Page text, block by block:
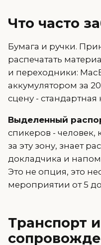
Что часто
Бумага и ручки.
распечатать
и переходники:
аккумулятором за
сцену - стандартная
Выделенный
спикеров - человек,
за эту зону, знает
докладчика и
Это не опция, это
мероприятии от 5
Транспорт и